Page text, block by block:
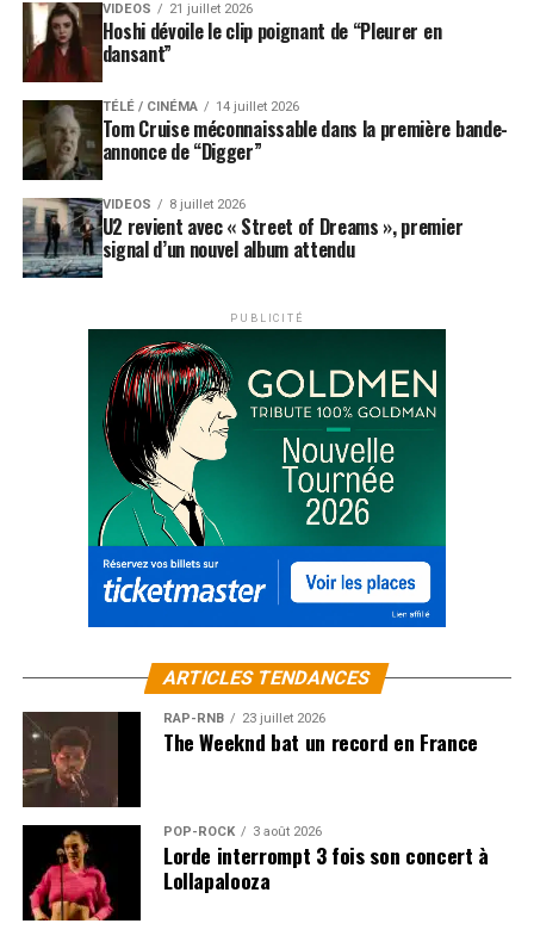
VIDEOS 21 juillet 2026
Hoshi dévoile le clip poignant de “Pleurer en
dansant”
TÉLÉ / CINÉMA 14 juillet 2026
Tom Cruise méconnaissable dans la première bande-
annonce de “Digger”
VIDEOS 8 juillet 2026
U2 revient avec « Street of Dreams », premier
signal d’un nouvel album attendu
PUBLICITÉ
ARTICLES TENDANCES
RAP-RNB 23 juillet 2026
The Weeknd bat un record en France
POP-ROCK 3 août 2026
Lorde interrompt 3 fois son concert à
Lollapalooza